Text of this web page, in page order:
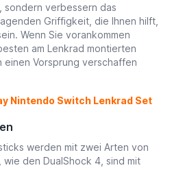
sondern verbessern das
Griffigkeit, die Ihnen hilft,
Wenn Sie vorankommen
am Lenkrad montierten
einen Vorsprung verschaffen
Nintendo Switch Lenkrad Set
werden mit zwei Arten von
den DualShock 4, sind mit